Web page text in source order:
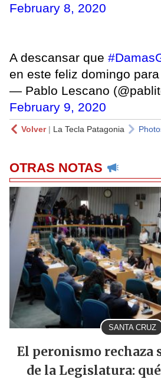
February 8, 2020
A descansar que
en este feliz domingo
— Pablo Lescano
February 9, 2020
Volver| La Tecla Patagonia
OTRAS NOTAS
SANTA CRUZ
El peronismo rechaza
de la Legislatura: